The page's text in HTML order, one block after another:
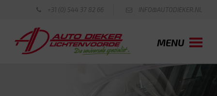
+31 (0) 544 37 82 66 INFO@AUTODIEKER.NL
MENU